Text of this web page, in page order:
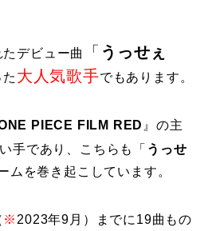
デビュー曲 「 うっせぇ
大人気歌手でもあります。
PIECE FILM RED 』の主
手であり、こちらも「 うっせ
ムを巻き起こしています。
※ 2023年9月）までに19曲もの